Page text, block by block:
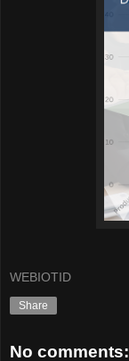
WEBIOTID
Share
No comments: